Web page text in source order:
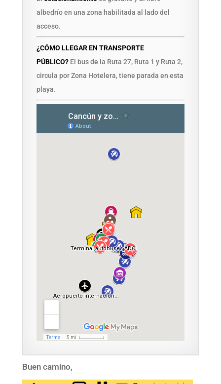
albedrío en una zona habilitada al lado del
acceso.
¿CÓMO LLEGAR EN TRANSPORTE
PÚBLICO? El bus de la Ruta 27, Ruta 1 y Ruta 2,
circula por Zona Hotelera, tiene parada en esta
playa.
Buen camino,